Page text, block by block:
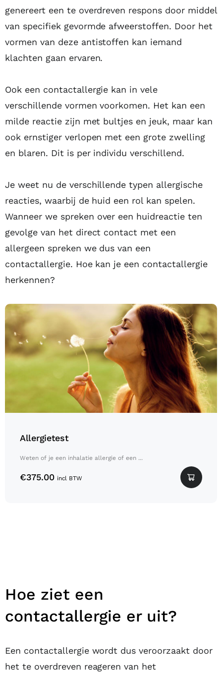
genereert een te overdreven respons door middel
van specifiek gevormde afweerstoffen. Door het
vormen van deze antistoffen kan iemand
klachten gaan ervaren.
Ook een contactallergie kan in vele
verschillende vormen voorkomen. Het kan een
milde reactie zijn met bultjes en jeuk, maar kan
ook ernstiger verlopen met een grote zwelling
en blaren. Dit is per individu verschillend.
Je weet nu de verschillende typen allergische
reacties, waarbij de huid een rol kan spelen.
Wanneer we spreken over een huidreactie ten
gevolge van het direct contact met een
allergeen spreken we dus van een
contactallergie. Hoe kan je een contactallergie
herkennen?
Allergietest
Allergietest
Weten of je een inhalatie allergie of een ...
€375.00 incl BTW
Hoe ziet een
contactallergie er uit?
Een contactallergie wordt dus veroorzaakt door
het te overdreven reageren van het